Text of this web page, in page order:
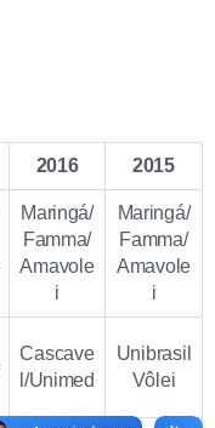
2016 2015
Maringá/
Famma/
Amavole
i
Maringá/
Famma/
Amavole
i
Cascave
l/Unimed
Unibrasil
Vôlei